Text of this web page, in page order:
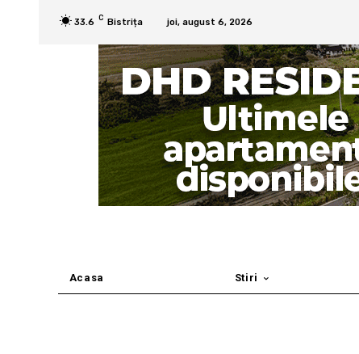
33.6 C Bistrița joi, august 6, 2026
Acasa Stiri